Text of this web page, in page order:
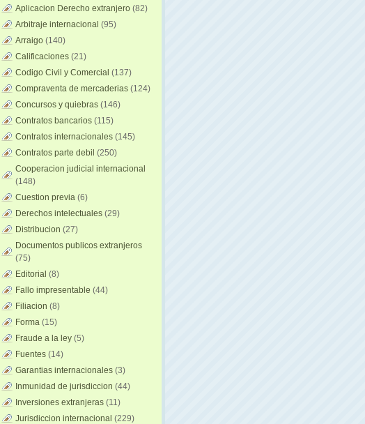
Aplicacion Derecho extranjero (82)
Arbitraje internacional (95)
Arraigo (140)
Calificaciones (21)
Codigo Civil y Comercial (137)
Compraventa de mercaderias (124)
Concursos y quiebras (146)
Contratos bancarios (115)
Contratos internacionales (145)
Contratos parte debil (250)
Cooperacion judicial internacional
(148)
Cuestion previa (6)
Derechos intelectuales (29)
Distribucion (27)
Documentos publicos extranjeros
(75)
Editorial (8)
Fallo impresentable (44)
Filiacion (8)
Forma (15)
Fraude a la ley (5)
Fuentes (14)
Garantias internacionales (3)
Inmunidad de jurisdiccion (44)
Inversiones extranjeras (11)
Jurisdiccion internacional (229)